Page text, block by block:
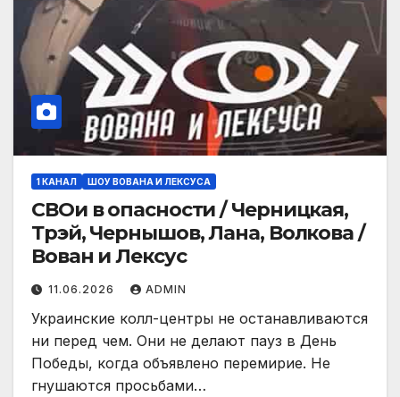
1 КАНАЛ ШОУ ВОВАНА И ЛЕКСУСА
СВОи в опасности / Черницкая,
Трэй, Чернышов, Лана, Волкова /
Вован и Лексус
11.06.2026 ADMIN
Украинские колл-центры не останавливаются
ни перед чем. Они не делают пауз в День
Победы, когда объявлено перемирие. Не
гнушаются просьбами…